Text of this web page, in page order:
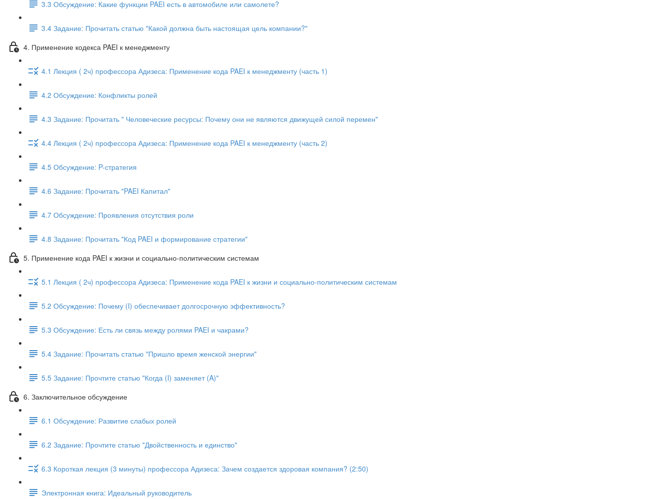
3.3 Обсуждение: Какие функции PAEI есть в автомобиле или самолете?
3.4 Задание: Прочитать статью "Какой должна быть настоящая цель компании?"
4. Применение кодекса PAEI к менеджменту
4.1 Лекция ( 2ч) профессора Адизеса: Применение кода PAEI к менеджменту (часть 1)
4.2 Обсуждение: Конфликты ролей
4.3 Задание: Прочитать " Человеческие ресурсы: Почему они не являются движущей силой перемен"
4.4 Лекция ( 2ч) профессора Адизеса: Применение кода PAEI к менеджменту (часть 2)
4.5 Обсуждение: P-стратегия
4.6 Задание: Прочитать "PAEI Капитал"
4.7 Обсуждение: Проявления отсутствия роли
4.8 Задание: Прочитать "Код PAEI и формирование стратегии"
5. Применение кода PAEI к жизни и социально-политическим системам
5.1 Лекция ( 2ч) профессора Адизеса: Применение кода PAEI к жизни и социально-политическим системам
5.2 Обсуждение: Почему (I) обеспечивает долгосрочную эффективность?
5.3 Обсуждение: Есть ли связь между ролями PAEI и чакрами?
5.4 Задание: Прочитать статью "Пришло время женской энергии"
5.5 Задание: Прочтите статью "Когда (I) заменяет (A)"
6. Заключительное обсуждение
6.1 Обсуждение: Развитие слабых ролей
6.2 Задание: Прочтите статью "Двойственность и единство"
6.3 Короткая лекция (3 минуты) профессора Адизеса: Зачем создается здоровая компания? (2:50)
Электронная книга: Идеальный руководитель